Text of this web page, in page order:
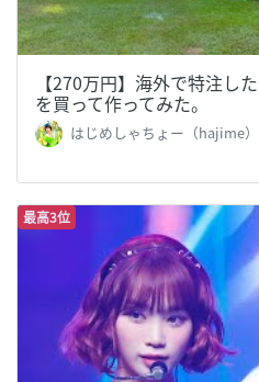
【270万円】海外で特注し
を買って作ってみた。
はじめしゃちょー（hajime）
最高3位